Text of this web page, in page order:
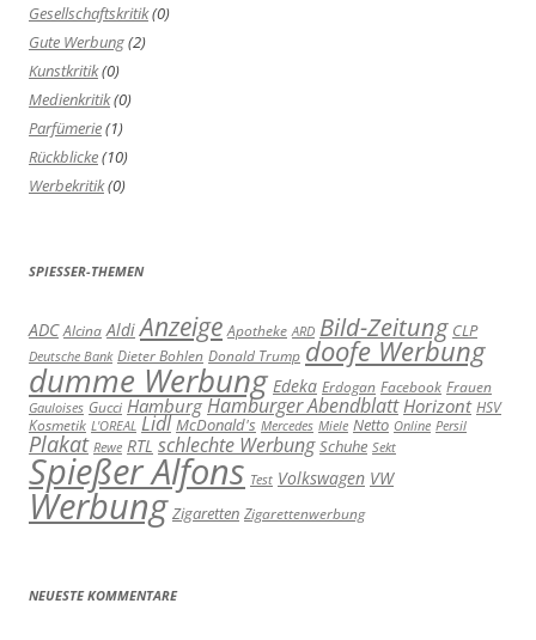
Gesellschaftskritik(0)
Gute Werbung(2)
Kunstkritik(0)
Medienkritik(0)
Parfümerie(1)
Rückblicke(10)
Werbekritik(0)
SPIESSER-THEMEN
ADC Alcina Aldi Anzeige Apotheke ARD Bild-Zeitung CLP
Deutsche Bank Dieter Bohlen Donald Trump doofe Werbung
dumme Werbung Edeka Erdogan Facebook Frauen
Gauloises Gucci Hamburg Hamburger Abendblatt Horizont HSV
Kosmetik L'OREAL Lidl McDonald's Mercedes Miele Netto Online Persil
Plakat Rewe RTL schlechte Werbung Schuhe Sekt
Spießer Alfons Test Volkswagen VW
Werbung Zigaretten Zigarettenwerbung
NEUESTE KOMMENTARE